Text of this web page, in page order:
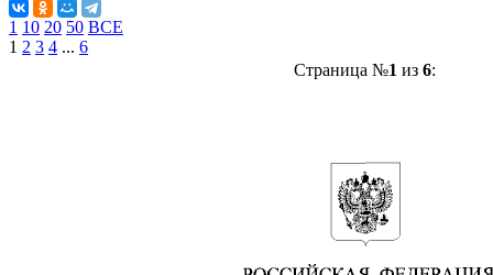
1 10 20 50 ВСЕ
1 2 3 4 ... 6
Страница №1 из 6: